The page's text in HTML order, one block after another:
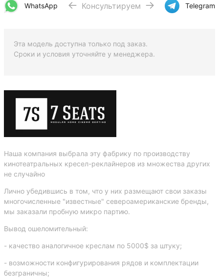
WhatsApp Консультируем Telegram
Эта модель доступна только под заказ.
Сроки и условия уточняйте у менеджера.
Наша компания выбрала эту фабрику по производству
кинотеатральных кресел-реклайнеров из множества других
не случайно
Лично убедившись в том, что у них размещают свои заказы
многочисленные "известные" североамериканские бренды,
мы заказали пробную микро партию.
Вывод ошеломительный:
- качество аналогичное креслам по 5000$ за штуку;
- возможности конфигурирования рядов и комплектации
безграничны;